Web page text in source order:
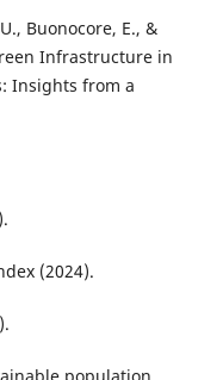
Buonocore, E., &
Infrastructure in
Insights from a
(2024).